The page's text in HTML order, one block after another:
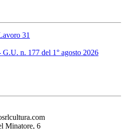
31
n. 177 del 1° agosto 2026
Minatore, 6